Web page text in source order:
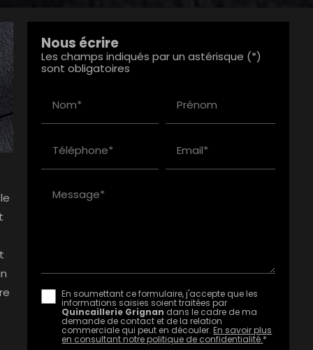
Nous écrire
Les champs indiqués par un astérisque (*)
sont obligatoires
Nom* Prénom
Téléphone* Email*
Message*
En soumettant ce formulaire, j'accepte que les
informations saisies soient traitées par
Quincaillerie Grignan dans le cadre de ma
demande de contact et de la relation
commerciale qui peut en découler.En savoir plus
en consultant notre politique de confidentialité.*